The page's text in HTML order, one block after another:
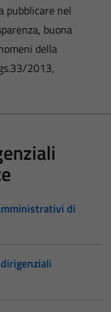
pubblicare nel
buona
della
2013,
di